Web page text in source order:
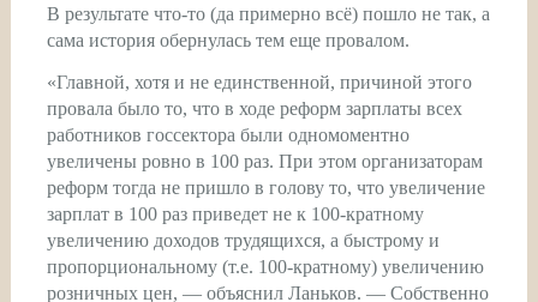
В результате что-то (да примерно всё) пошло не так, а
сама история обернулась тем еще провалом.
«Главной, хотя и не единственной, причиной этого
провала было то, что в ходе реформ зарплаты всех
работников госсектора были одномоментно
увеличены ровно в 100 раз. При этом организаторам
реформ тогда не пришло в голову то, что увеличение
зарплат в 100 раз приведет не к 100-кратному
увеличению доходов трудящихся, а быстрому и
пропорциональному (т.е. 100-кратному) увеличению
розничных цен, — объяснил Ланьков. — Собственно